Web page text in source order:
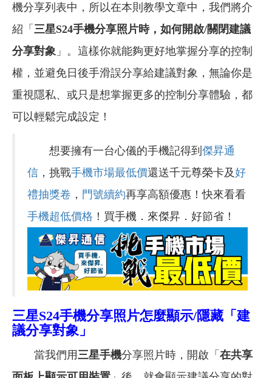
機分享列表中，所以在本則教學文章中，我們將介
紹「 三星S24手機分享照片時，如何開啟/關閉建議
分享對象 」。這樣你就能夠更好地掌握分享的控制
權，並避免日後手滑誤分享給建議對象，無論你是
重視隱私、或只是想掌握更多的控制分享體驗，都
可以輕鬆完成設定！
想要擁有一台心儀的手機記得到 傑昇通
信 ，挑戰手機市場最低價還送千元尊榮卡及好
禮抽獎卷 ， 門號續約再享高額優惠！快來看看
手機超低價格 ！買手機．來傑昇．好節省！
三星S24手機分享照片怎麼顯示/隱藏「建
議分享對象」
當我們用 三星手機分享照片時，開啟「 在共享